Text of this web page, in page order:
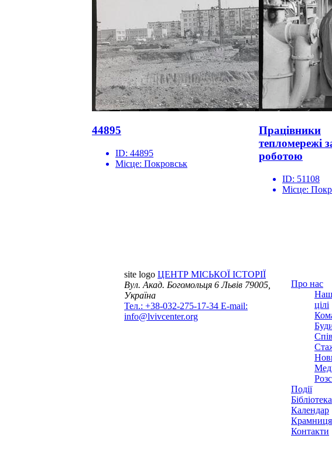
44895
ID: 44895
Місце: Покровськ
Працівники
тепломережі
роботою
ID: 51108
Місце:
site logo ЦЕНТР МІСЬКОЇ ІСТОРІЇ
Вул. Акад. Богомольця 6Львів 79005,
Україна
Тел.: +38-032-275-17-34 E-mail:
info@lvivcenter.org
Про нас
цілі
Події
Бібліотека
Календар
Крамниця
Контакти